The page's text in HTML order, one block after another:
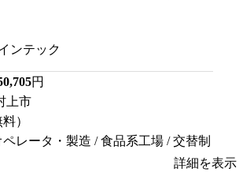
ンテック
円
上市
）
レータ・製造 / 食品系工場 / 交替制
詳細を表示